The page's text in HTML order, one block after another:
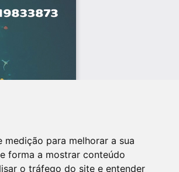
para melhorar a sua
forma a mostrar conteúdo
o tráfego do site e entender